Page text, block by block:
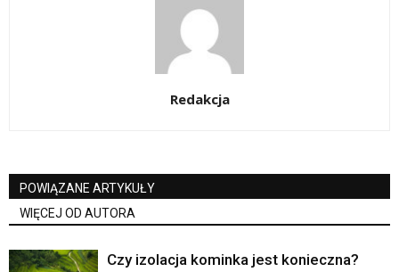
Redakcja
POWIĄZANE ARTYKUŁY
WIĘCEJ OD AUTORA
Czy izolacja kominka jest konieczna?